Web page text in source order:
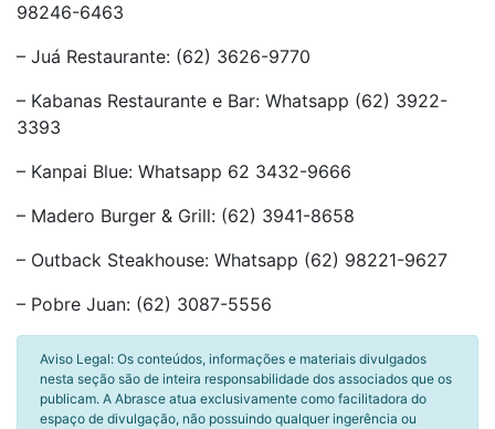
98246-6463
– Juá Restaurante: (62) 3626-9770
– Kabanas Restaurante e Bar: Whatsapp (62) 3922-
3393
– Kanpai Blue: Whatsapp 62 3432-9666
– Madero Burger & Grill: (62) 3941-8658
– Outback Steakhouse: Whatsapp (62) 98221-9627
– Pobre Juan: (62) 3087-5556
Aviso Legal: Os conteúdos, informações e materiais divulgados
nesta seção são de inteira responsabilidade dos associados que os
publicam. A Abrasce atua exclusivamente como facilitadora do
espaço de divulgação, não possuindo qualquer ingerência ou